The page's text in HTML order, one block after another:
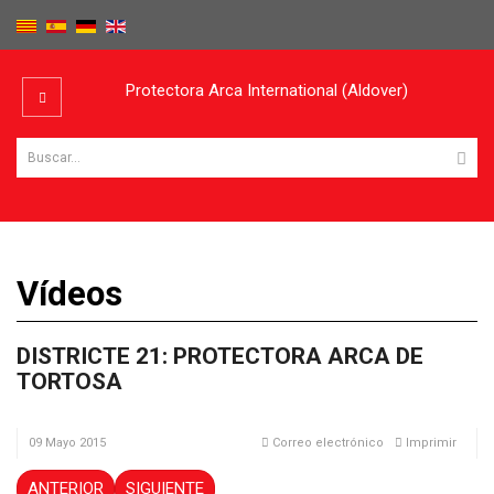
Protectora Arca International (Aldover)
Vídeos
DISTRICTE 21: PROTECTORA ARCA DE
TORTOSA
09 Mayo 2015 Imprimir
Correo electrónico
ANTERIOR SIGUIENTE